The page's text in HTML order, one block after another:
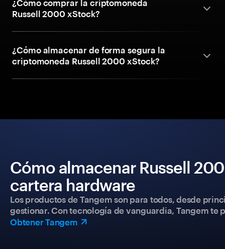
¿Cómo comprar la criptomoneda
Russell 2000 xStock?
¿Cómo almacenar de forma segura la
criptomoneda Russell 2000 xStock?
Cómo almacenar Russell
cartera hardware
Los productos de Tangem son para todos, desde
gestionar. Con tecnología de vanguardia, Tangem
Obtener Tangem